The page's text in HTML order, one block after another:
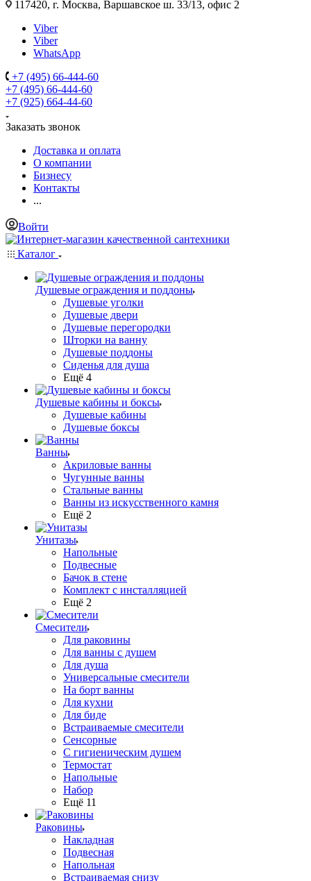
117420, г. Москва, Варшавское ш. 33/13, офис 2
Viber
Viber
WhatsApp
+7 (495) 66-444-60
+7 (495) 66-444-60
+7 (925) 664-44-60
Заказать звонок
Доставка и оплата
О компании
Бизнесу
Контакты
...
Войти
Каталог
Душевые ограждения и поддоны
Душевые уголки
Душевые двери
Душевые перегородки
Шторки на ванну
Душевые поддоны
Сиденья для душа
Ещё 4
Душевые кабины и боксы
Душевые кабины
Душевые боксы
Ванны
Акриловые ванны
Чугунные ванны
Стальные ванны
Ванны из искусственного камня
Ещё 2
Унитазы
Напольные
Подвесные
Бачок в стене
Комплект с инсталляцией
Ещё 2
Смесители
Для раковины
Для ванны с душем
Для душа
Универсальные смесители
На борт ванны
Для кухни
Для биде
Встраиваемые смесители
Сенсорные
С гигиеническим душем
Термостат
Напольные
Набор
Ещё 11
Раковины
Накладная
Подвесная
Напольная
Встраиваемая снизу